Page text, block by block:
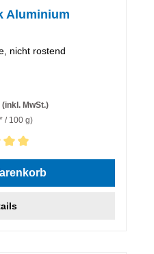
Aluminium
nicht rostend
(inkl. MwSt.)
/ 100 g)
von 5 von 5 Sternen